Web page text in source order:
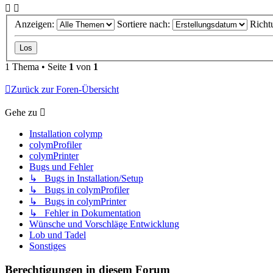
Anzeigen: Sortiere nach:
1 Thema • Seite 1 von 1
Zurück zur Foren-Übersicht
Gehe zu
Installation colymp
colymProfiler
colymPrinter
Bugs und Fehler
↳ Bugs in Installation/Setup
↳ Bugs in colymProfiler
↳ Bugs in colymPrinter
↳ Fehler in Dokumentation
Wünsche und Vorschläge Entwicklung
Lob und Tadel
Sonstiges
Berechtigungen in diesem Forum